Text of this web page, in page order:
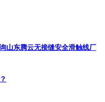
山东腾云无接缝安全滑触线厂